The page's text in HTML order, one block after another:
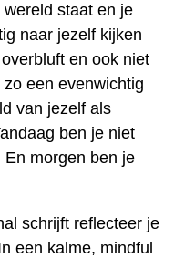
staat en je
naar jezelf kijken
en ook niet
een evenwichtig
van jezelf als
ben je niet
morgen ben je
schrijft reflecteer je
een kalme, mindful